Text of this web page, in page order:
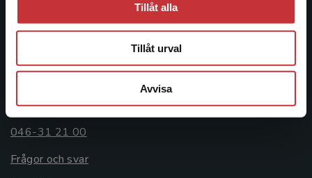
Tillåt alla
Tillåt urval
Avvisa
Åkergränden 1
226 60 Lund
Kundservice
Kontakta kundservice
046-31 21 00
Frågor och svar